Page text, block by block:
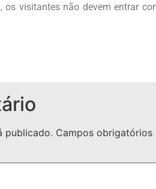
os visitantes não devem entrar
publicado. Campos obrigatórios